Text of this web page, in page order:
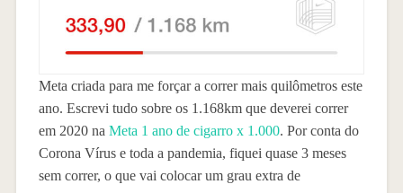
Meta criada para me forçar a correr mais quilômetros este
ano. Escrevi tudo sobre os 1.168km que deverei correr
em 2020 na Meta 1 ano de cigarro x 1.000. Por conta do
Corona Vírus e toda a pandemia, fiquei quase 3 meses
sem correr, o que vai colocar um grau extra de